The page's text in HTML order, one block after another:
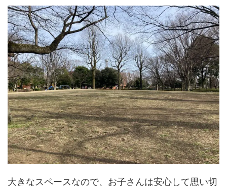
大きなスペースなので、お子さんは安心して思い切